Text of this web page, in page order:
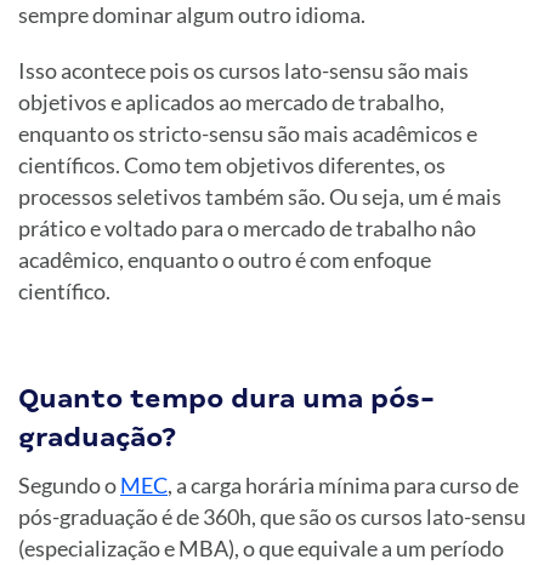
sempre dominar algum outro idioma.
Isso acontece pois os cursos lato-sensu são mais
objetivos e aplicados ao mercado de trabalho,
enquanto os stricto-sensu são mais acadêmicos e
científicos. Como tem objetivos diferentes, os
processos seletivos também são. Ou seja, um é mais
prático e voltado para o mercado de trabalho nâo
acadêmico, enquanto o outro é com enfoque
científico.
Quanto tempo dura uma pós-
graduação?
Segundo oMEC, a carga horária mínima para curso de
pós-graduação é de 360h, que são os cursos lato-sensu
(especialização e MBA), o que equivale a um período